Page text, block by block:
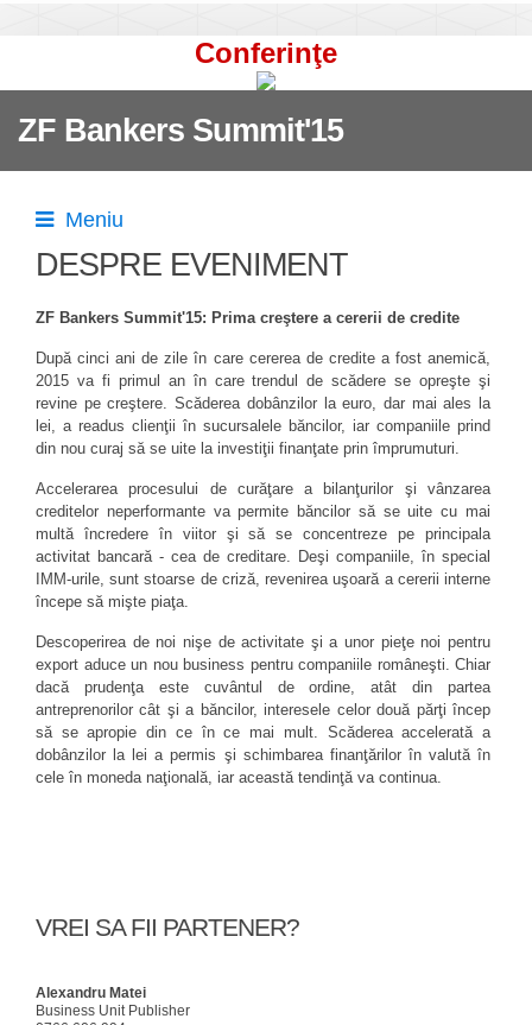
Conferinţe
ZF Bankers Summit'15
Meniu
DESPRE EVENIMENT
ZF Bankers Summit'15: Prima creştere a cererii de credite
După cinci ani de zile în care cererea de credite a fost anemică,
2015 va fi primul an în care trendul de scădere se opreşte şi
revine pe creştere. Scăderea dobânzilor la euro, dar mai ales la
lei, a readus clienţii în sucursalele băncilor, iar companiile prind
din nou curaj să se uite la investiţii finanţate prin împrumuturi.
Accelerarea procesului de curăţare a bilanţurilor şi vânzarea
creditelor neperformante va permite băncilor să se uite cu mai
multă încredere în viitor şi să se concentreze pe principala
activitat bancară - cea de creditare. Deşi companiile, în special
IMM-urile, sunt stoarse de criză, revenirea uşoară a cererii interne
începe să mişte piaţa.
Descoperirea de noi nişe de activitate şi a unor pieţe noi pentru
export aduce un nou business pentru companiile româneşti. Chiar
dacă prudenţa este cuvântul de ordine, atât din partea
antreprenorilor cât şi a băncilor, interesele celor două părţi încep
să se apropie din ce în ce mai mult. Scăderea accelerată a
dobânzilor la lei a permis şi schimbarea finanţărilor în valută în
cele în moneda naţională, iar această tendinţă va continua.
VREI SA FII PARTENER?
Alexandru Matei
Business Unit Publisher